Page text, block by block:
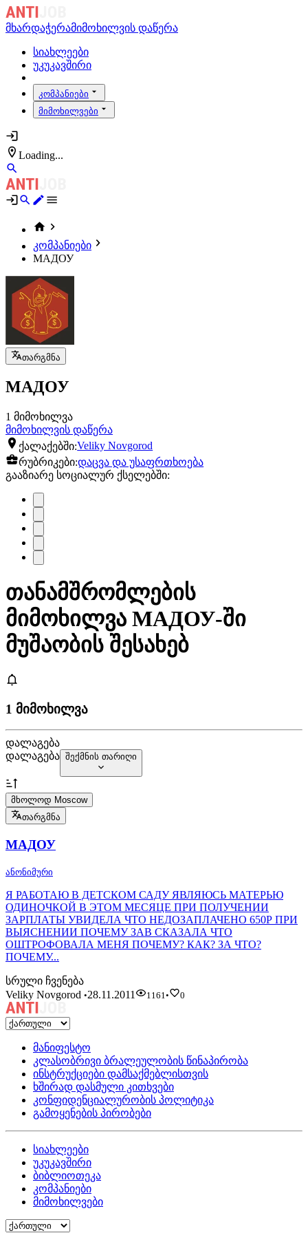
მხარდაჭერამიმოხილვის დაწერა
სიახლეები
უკუკავშირი
კომპანიები
მიმოხილვები
Loading...
კომპანიები
МАДОУ
თარგმნა
МАДОУ
1 მიმოხილვა
მიმოხილვის დაწერა
ქალაქებში:Veliky Novgorod
რუბრიკები:დაცვა და უსაფრთხოება
გააზიარე სოციალურ ქსელებში:
თანამშრომლების
მიმოხილვა МАДОУ-ში
მუშაობის შესახებ
1 მიმოხილვა
დალაგება
დალაგება შექმნის თარიღი
მხოლოდ Moscow
თარგმნა
МАДОУ
ანონიმური
Я РАБОТАЮ В ДЕТСКОМ САДУ ЯВЛЯЮСЬ МАТЕРЬЮ
ОДИНОЧКОЙ В ЭТОМ МЕСЯЦЕ ПРИ ПОЛУЧЕНИИ
ЗАРПЛАТЫ УВИДЕЛА ЧТО НЕДОЗАПЛАЧЕНО 650Р ПРИ
ВЫЯСНЕНИИ ПОЧЕМУ ЗАВ СКАЗАЛА ЧТО
ОШТРОФОВАЛА МЕНЯ ПОЧЕМУ? КАК? ЗА ЧТО?
ПОЧЕМУ...
სრული ჩვენება
Veliky Novgorod •28.11.2011 1161 • 0
მანიფესტო
კლასობრივი ბრალეულობის წინაპირობა
ინსტრუქციები დამსაქმებლისთვის
ხშირად დასმული კითხვები
კონფიდენციალურობის პოლიტიკა
გამოყენების პირობები
სიახლეები
უკუკავშირი
ბიბლიოთეკა
კომპანიები
მიმოხილვები